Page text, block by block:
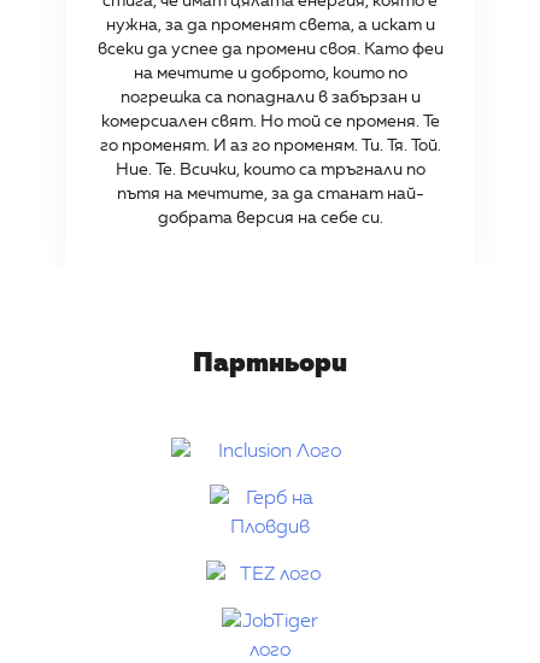
нужна, за да променят света, а искат и
всеки да успее да промени своя. Като феи
на мечтите и доброто, които по
погрешка са попаднали в забързан и
комерсиален свят. Но той се променя. Те
го променят. И аз го променям. Ти. Тя. Той.
Ние. Те. Всички, които са тръгнали по
пътя на мечтите, за да станат най-
добрата версия на себе си.
Партньори